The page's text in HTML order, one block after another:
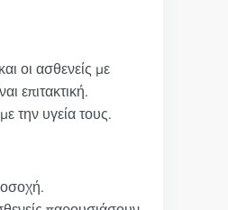
οι ασθενείς με
επιτακτική.
την υγεία τους.